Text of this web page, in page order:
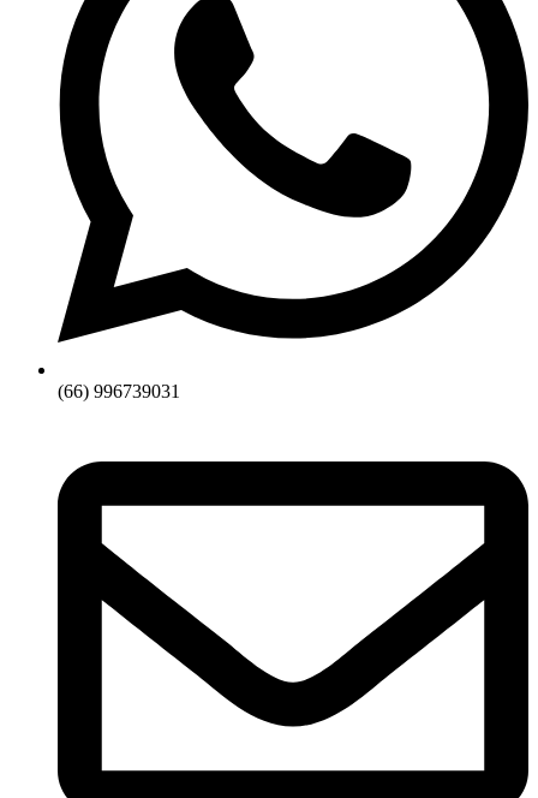
(66) 996739031